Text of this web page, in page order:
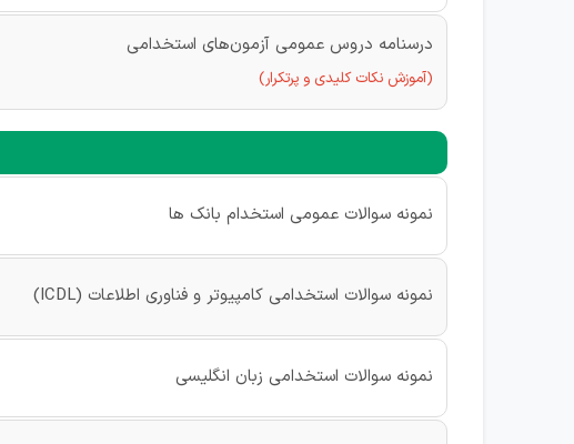
درسنامه دروس عمومی آزمون‌های استخدامی
(آموزش نکات کلیدی و پرتکرار)
نمونه سوالات عمومی استخدام بانک ها
نمونه سوالات استخدامی کامپیوتر و فناوری اطلاعات (ICDL)
نمونه سوالات استخدامی زبان انگلیسی